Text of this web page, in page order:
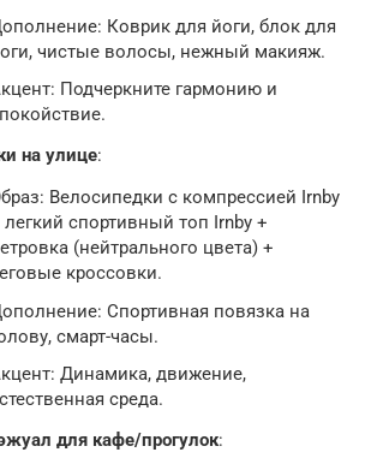
Коврик для йоги, блок для
чистые волосы, нежный макияж.
Подчеркните гармонию и
на улице:
Велосипедки с компрессией Irnby
легкий спортивный топ Irnby +
(нейтрального цвета) +
кроссовки.
Спортивная повязка на
смарт-часы.
Динамика, движение,
среда.
для кафе/прогулок: